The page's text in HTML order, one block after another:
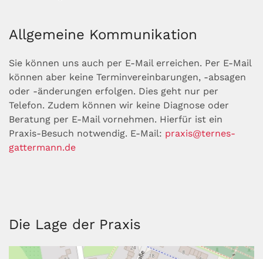
Allgemeine Kommunikation
Sie können uns auch per E-Mail erreichen. Per E-Mail
können aber keine Termin­ver­ein­ba­run­gen, -absagen
oder -änderungen erfolgen. Dies geht nur per
Telefon. Zudem können wir keine Diagnose oder
Beratung per E-Mail vor­nehmen. Hierfür ist ein
Praxis-Besuch notwendig. E-Mail: praxis@ternes-
gattermann.de
Die Lage der Praxis